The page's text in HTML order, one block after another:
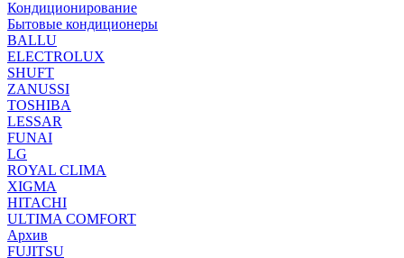
Кондиционирование
Бытовые кондиционеры
BALLU
ELECTROLUX
SHUFT
ZANUSSI
TOSHIBA
LESSAR
FUNAI
LG
ROYAL CLIMA
XIGMA
HITACHI
ULTIMA COMFORT
Архив
FUJITSU